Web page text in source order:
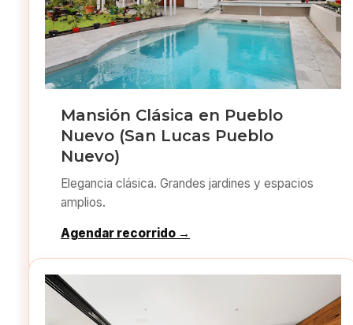
Mansión Clásica en Pueblo
Nuevo (San Lucas Pueblo
Nuevo)
Elegancia clásica. Grandes jardines y espacios
amplios.
Agendar recorrido →